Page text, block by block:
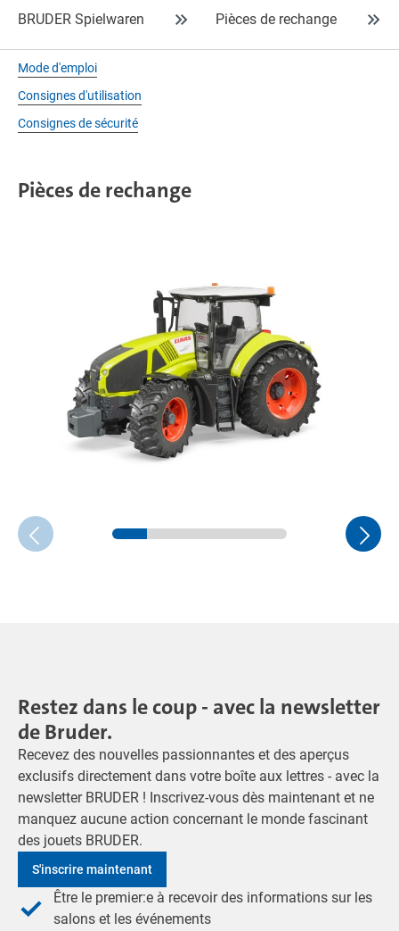
BRUDER Spielwaren Pièces de rechange
Mode d'emploi
Consignes d'utilisation
Consignes de sécurité
Pièces de rechange
Restez dans le coup - avec la newsletter
de Bruder.
Recevez des nouvelles passionnantes et des aperçus
exclusifs directement dans votre boîte aux lettres - avec la
newsletter BRUDER ! Inscrivez-vous dès maintenant et ne
manquez aucune action concernant le monde fascinant
des jouets BRUDER.
S'inscrire maintenant
Être le premier:e à recevoir des informations sur les
salons et les événements